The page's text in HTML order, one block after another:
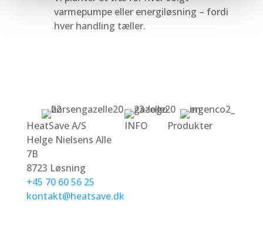
varmepumpe eller energiløsning – fordi
hver handling tæller.
HeatSave A/S
Helge Nielsens Alle
7B
8723 Løsning
+45 70 60 56 25
kontakt@heatsave.dk
INFO
Heatsave
Produkter